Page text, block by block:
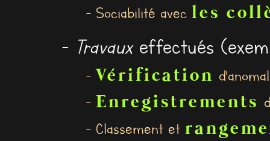
- Sociabilité avec les
- Travauxeffectués
-Vérification
- Enregistrements
- Classement et